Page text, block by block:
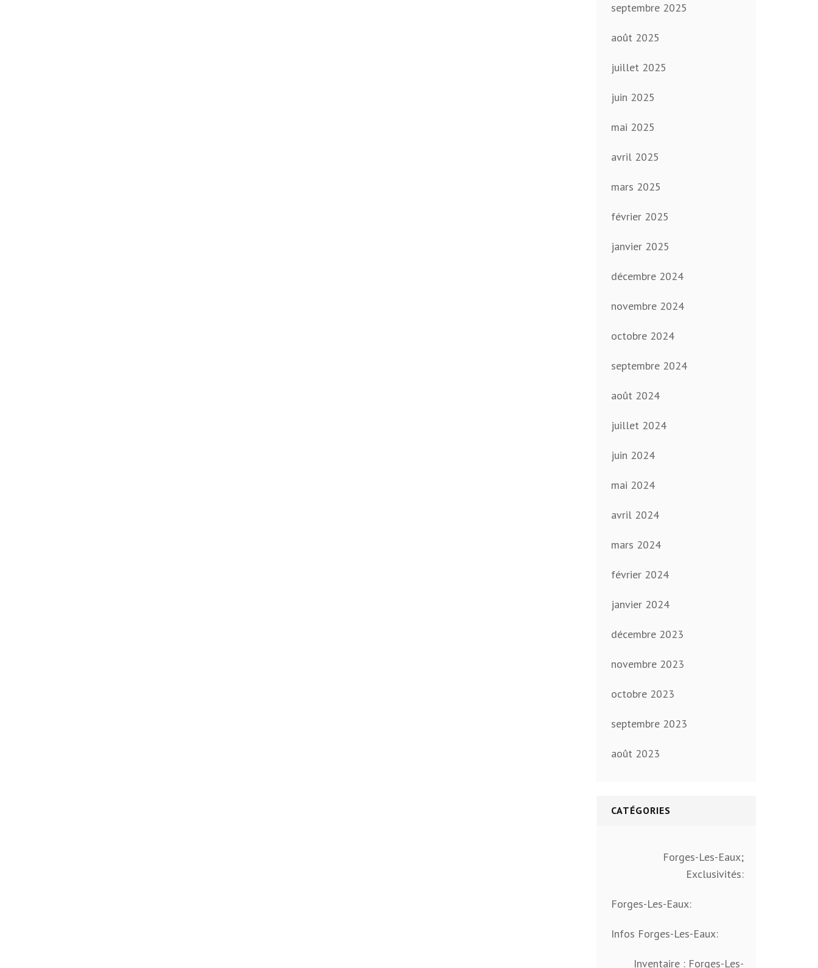
septembre 2025
août 2025
juillet 2025
juin 2025
mai 2025
avril 2025
mars 2025
février 2025
janvier 2025
décembre 2024
novembre 2024
octobre 2024
septembre 2024
août 2024
juillet 2024
juin 2024
mai 2024
avril 2024
mars 2024
février 2024
janvier 2024
décembre 2023
novembre 2023
octobre 2023
septembre 2023
août 2023
CATÉGORIES
Forges-Les-Eaux;
Exclusivités:
Forges-Les-Eaux:
Infos Forges-Les-Eaux:
Inventaire : Forges-Les-